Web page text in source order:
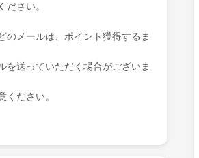
さい。
のメールは、ポイント獲得するま
を送っていただく場合がございま
ださい。